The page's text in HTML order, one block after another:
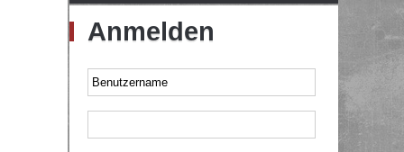
Anmelden